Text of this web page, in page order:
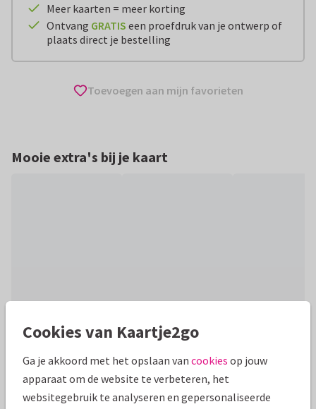
Meer kaarten = meer korting
Ontvang GRATIS een proefdruk van je ontwerp of
plaats direct je bestelling
Toevoegen aan mijn favorieten
Mooie extra's bij je kaart
Productinformatie
Trendy uitnodiging nieuwjaarsborrel geillustreerde 'New
Years Cheers' lijnillustratie gecombineerd met goud(folie)
en stijlvolle typografie.
Cookies van Kaartje2go
Ga je akkoord met het opslaan van cookies op jouw
apparaat om de website te verbeteren, het
websitegebruik te analyseren en gepersonaliseerde